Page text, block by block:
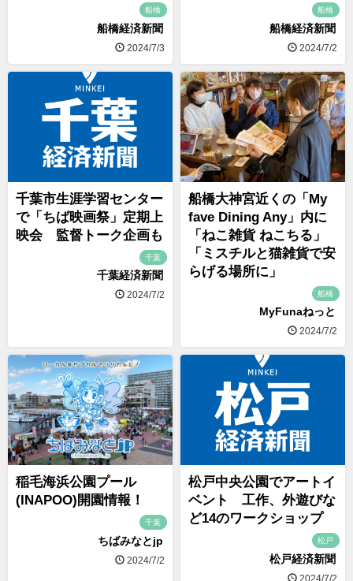
船橋
船橋経済新聞
2024/7/3
船橋
船橋経済新聞
2024/7/2
千葉市生涯学習センター
で「ちば映画祭」定期上
映会 監督トーク企画も
千葉
千葉経済新聞
2024/7/2
船橋大神宮近くの「My
fave Dining Any」内に
「ねこ雑貨 ねこちる」
「ミスチルと猫雑貨で安
らげる場所に」
船橋
MyFunaねっと
2024/7/2
稲毛海浜公園プール
(INAPOO)開園情報！
千葉
ちばみなとjp
2024/7/2
松戸中央公園でアートイ
ベント 工作、外遊びな
ど14のワークショップ
松戸
松戸経済新聞
2024/7/2